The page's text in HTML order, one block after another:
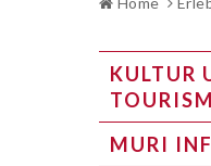
KULTUR
MURI